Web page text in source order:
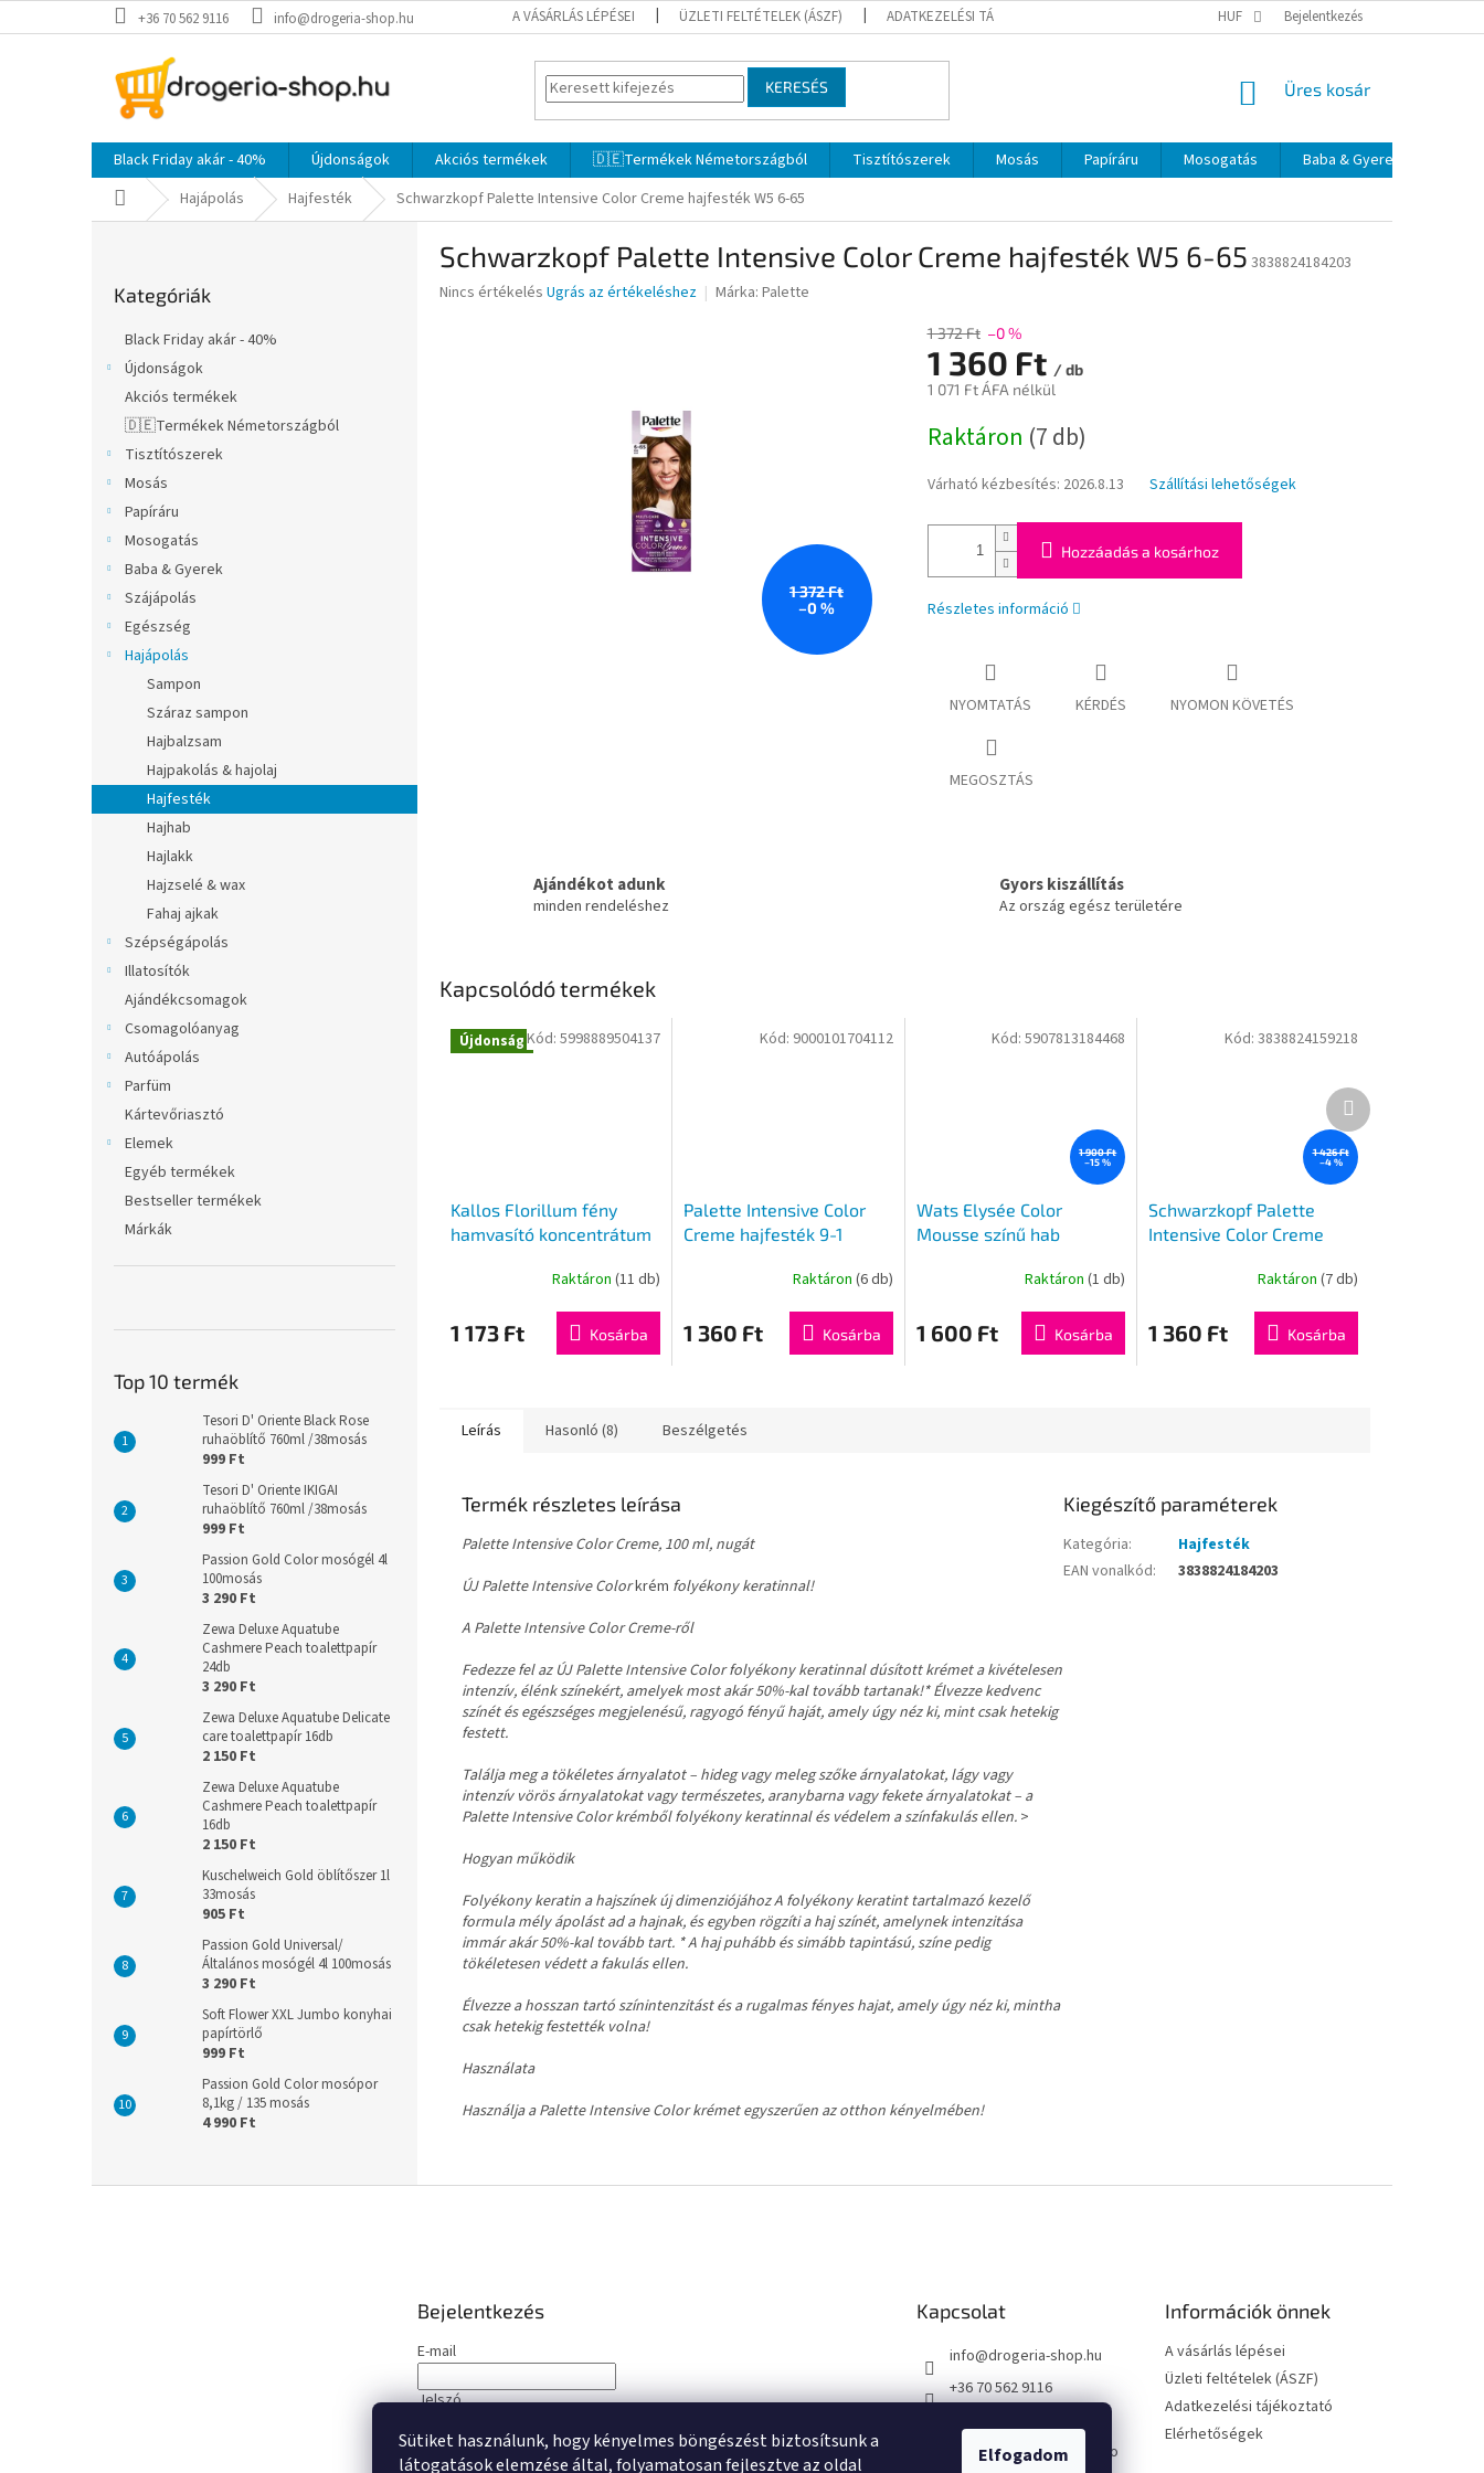
Sütiket használunk, hogy kényelmes böngészést biztosítsunk a
látogatások elemzése által, folyamatosan fejlesztve az oldal
Elfogadom
a
+36 70 562 9116 info@drogeria-shop.hu A VÁSÁRLÁS LÉPÉSEI ÜZLETI FELTÉTELEK (ÁSZF) ADATKEZELÉSI TÁJÉKOZTATÓ HUF Bejelentkezés
KERESÉS KOSÁR
Üres kosár
Black Friday akár - 40% Újdonságok Akciós termékek 🇩🇪Termékek Németországból Tisztítószerek Mosás Papíráru Mosogatás Baba & Gyerek
KezdőlapHajápolás Hajfesték Schwarzkopf Palette Intensive Color Creme hajfesték W5 6-65
átugrása
Kategóriák
Black Friday akár - 40%
Újdonságok
Akciós termékek
🇩🇪Termékek Németországból
Tisztítószerek
Mosás
Papíráru
Mosogatás
Baba & Gyerek
Szájápolás
Egészség
Hajápolás
Sampon
Száraz sampon
Hajbalzsam
Hajpakolás & hajolaj
Hajfesték
Hajhab
Hajlakk
Hajzselé & wax
Fahaj ajkak
Szépségápolás
Illatosítók
Ajándékcsomagok
Csomagolóanyag
Autóápolás
Parfüm
Kártevőriasztó
Elemek
Egyéb termékek
Bestseller termékek
Márkák
Top 10 termék
Tesori D' Oriente Black Rose
ruhaöblítő 760ml /38mosás
999 Ft
Tesori D' Oriente IKIGAI
ruhaöblítő 760ml /38mosás
999 Ft
Passion Gold Color mosógél 4l
100mosás
3 290 Ft
Zewa Deluxe Aquatube
Cashmere Peach toalettpapír
24db
3 290 Ft
Zewa Deluxe Aquatube Delicate
care toalettpapír 16db
2 150 Ft
Zewa Deluxe Aquatube
Cashmere Peach toalettpapír
16db
2 150 Ft
Kuschelweich Gold öblítőszer 1l
33mosás
905 Ft
Passion Gold Universal/
Általános mosógél 4l 100mosás
3 290 Ft
Soft Flower XXL Jumbo konyhai
papírtörlő
999 Ft
Passion Gold Color mosópor
8,1kg / 135 mosás
4 990 Ft
Schwarzkopf Palette Intensive Color Creme hajfesték W5 6-65 3838824184203
A
Nincs értékelés Ugrás az értékeléshez Márka: Palette
1 372 Ft
–0 %
1 372 Ft –0 %
1 360 Ft / db
1 071 Ft ÁFA nélkül
Raktáron (7 db)
Várható kézbesítés: 2026.8.13 Szállítási lehetőségek
Hozzáadás a kosárhoz
Részletes információ
NYOMTATÁS KÉRDÉS NYOMON KÖVETÉS
MEGOSZTÁS
Ajándékot adunk
minden rendeléshez
Gyors kiszállítás
Az ország egész területére
Kapcsolódó termékek
Újdonság
Kallos Florillum fény
hamvasító koncentrátum
Raktáron (11 db)
1 173 Ft Kosárba
Kód: 5998889504137
Palette Intensive Color
Creme hajfesték 9-1
Raktáron (6 db)
1 360 Ft Kosárba
Kód: 9000101704112
1 900 Ft
–15 %
Wats Elysée Color
Mousse színű hab
Raktáron(1 db)
1 600 Ft Kosárba
Kód:5907813184468
1 426 Ft
–4 %
Schwarzkopf Palette
Intensive Color Creme
Raktáron (7 db)
1 360 Ft Kosárba
Kód: 3838824159218
Következő
termék
Leírás Hasonló (8) Beszélgetés
Termék részletes leírása
Palette Intensive Color Creme, 100 ml, nugát
ÚJ Palette Intensive Colorkrém folyékony keratinnal!
A Palette Intensive Color Creme-ről
Fedezze fel az ÚJ Palette Intensive Color folyékony keratinnal dúsított krémet a kivételesen
intenzív, élénk színekért, amelyek most akár 50%-kal tovább tartanak!* Élvezze kedvenc
színét és egészséges megjelenésű, ragyogó fényű haját, amely úgy néz ki, mint csak hetekig
festett.
Találja meg a tökéletes árnyalatot – hideg vagy meleg szőke árnyalatokat, lágy vagy
intenzív vörös árnyalatokat vagy természetes, aranybarna vagy fekete árnyalatokat – a
Palette Intensive Color krémből folyékony keratinnal és védelem a színfakulás ellen. >
Hogyan működik
Folyékony keratin a hajszínek új dimenziójához A folyékony keratint tartalmazó kezelő
formula mély ápolást ad a hajnak, és egyben rögzíti a haj színét, amelynek intenzitása
immár akár 50%-kal tovább tart. * A haj puhább és simább tapintású, színe pedig
tökéletesen védett a fakulás ellen.
Élvezze a hosszan tartó színintenzitást és a rugalmas fényes hajat, amely úgy néz ki, mintha
csak hetekig festették volna!
Használata
Használja a Palette Intensive Color krémet egyszerűen az otthon kényelmében!
Kiegészítő paraméterek
Kategória:
Hajfesték
EAN vonalkód: 3838824184203
Bejelentkezés
E-mail
Jelszó
BEJELENTKEZÉS
Kapcsolat
info@drogeria-shop.hu
+36 70 562 9116
https://www.facebook.co
Információk önnek
A vásárlás lépései
Üzleti feltételek (ÁSZF)
Adatkezelési tájékoztató
Elérhetőségek